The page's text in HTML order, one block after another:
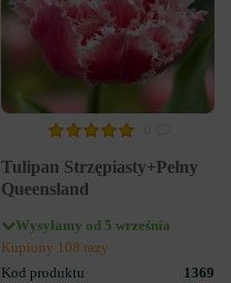
Tulipan Strzępiasty+Pełny
Queensland
Wysyłamy od 5 września
Kupiony 108 razy
Kod produktu
1369